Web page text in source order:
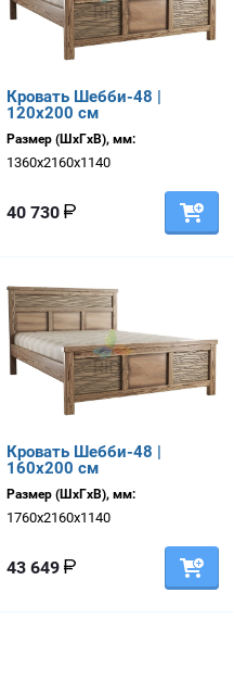
Кровать Шебби-48 |
120х200 см
Размер (ШхГхВ), мм:
1360х2160х1140
40 730
Кровать Шебби-48 |
160х200 см
Размер (ШхГхВ), мм:
1760х2160х1140
43 649